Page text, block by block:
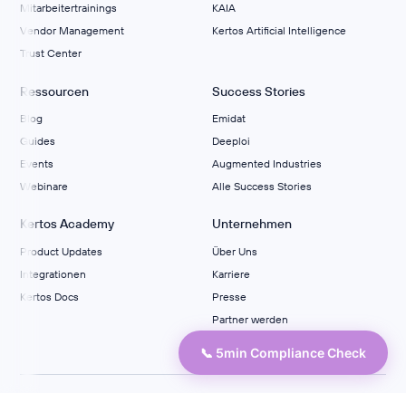
Mitarbeitertrainings
Vendor Management
Trust Center
KAIA
Kertos Artificial Intelligence
Ressourcen
Blog
Guides
Events
Webinare
Success Stories
Emidat
Deeploi
Augmented Industries
Alle Success Stories
Kertos Academy
Product Updates
Integrationen
Kertos Docs
Unternehmen
Über Uns
Karriere
Presse
Partner werden
📞 5min Compliance Check